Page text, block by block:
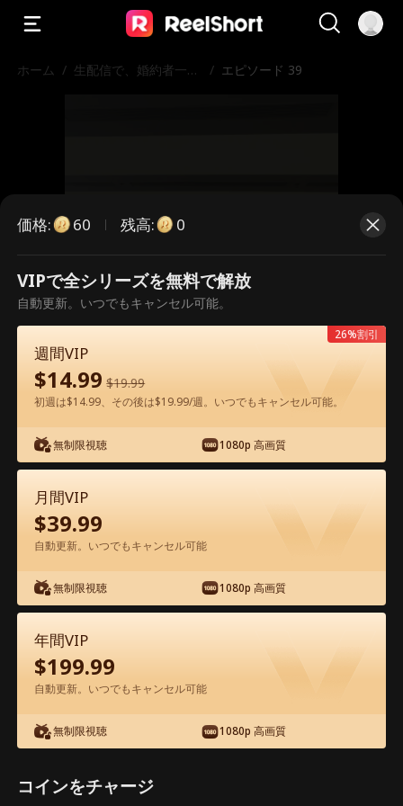
ホーム / 生配信で、婚約者一家
/ エピソード 39
こちらは有料のエピソードです。視
聴いただくには解放が必要です。
60今すぐ解放
アプリ内で無料視聴可能
エピソード39 - 生配信で、婚約者一家を
地獄に堕とす 映画フル
39 40 41 42 43
価格: 60 残高: 0
VIPで全シリーズを無料で解放
自動更新。いつでもキャンセル可能。
週間VIP
$14.99 $19.99
初週は$14.99、その後は$19.99/週。いつでもキャンセル可能。
無制限視聴 1080p 高画質
26%割引
月間VIP
$39.99
自動更新。いつでもキャンセル可能
無制限視聴 1080p 高画質
年間VIP
$199.99
自動更新。いつでもキャンセル可能
無制限視聴 1080p 高画質
コインをチャージ